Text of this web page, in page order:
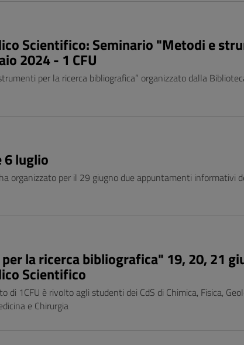
Scientifico: Seminario "Metodi e
2024 - 1 CFU
per la ricerca bibliografica” organizzato dalla
6 luglio
organizzato per il 29 giugno due appuntamenti informativi
la ricerca bibliografica" 19, 20, 21
Scientifico
1CFU è rivolto agli studenti dei CdS di Chimica, Fisica,
e Chirurgia